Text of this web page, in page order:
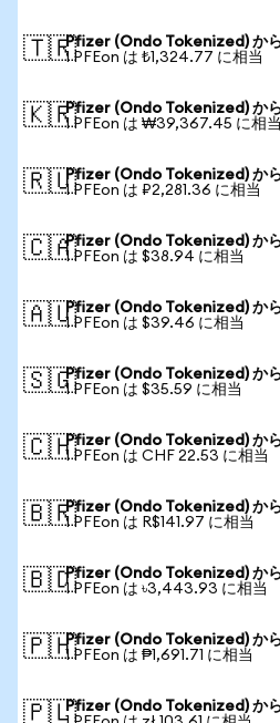
🇹🇷Pfizer (Ondo Tokenized) か
1 PFEon は ₺1,324.77 に相当
🇰🇷Pfizer (Ondo Tokenized) か
1 PFEon は ₩39,367.45 に相当
🇷🇺Pfizer (Ondo Tokenized) か
1 PFEon は ₽2,281.36 に相当
🇨🇦Pfizer (Ondo Tokenized) か
1 PFEon は $38.94 に相当
🇦🇺Pfizer (Ondo Tokenized) か
1 PFEon は $39.46 に相当
🇸🇬Pfizer (Ondo Tokenized) か
1 PFEon は $35.59 に相当
🇨🇭Pfizer (Ondo Tokenized) か
1 PFEon は CHF 22.53 に相当
🇧🇷Pfizer (Ondo Tokenized) か
1 PFEon は R$141.97 に相当
🇧🇩Pfizer (Ondo Tokenized) か
1 PFEon は ৳3,443.93 に相当
🇵🇭Pfizer (Ondo Tokenized) か
1 PFEon は ₱1,691.71 に相当
🇵🇱Pfizer (Ondo Tokenized) か